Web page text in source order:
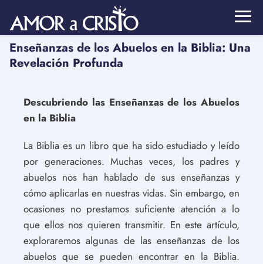
Enseñanzas de los Abuelos en la Biblia: Una
Revelación Profunda
Descubriendo las Enseñanzas de los Abuelos
en la Biblia
La Biblia es un libro que ha sido estudiado y leído
por generaciones. Muchas veces, los padres y
abuelos nos han hablado de sus enseñanzas y
cómo aplicarlas en nuestras vidas. Sin embargo, en
ocasiones no prestamos suficiente atención a lo
que ellos nos quieren transmitir. En este artículo,
exploraremos algunas de las enseñanzas de los
abuelos que se pueden encontrar en la Biblia.